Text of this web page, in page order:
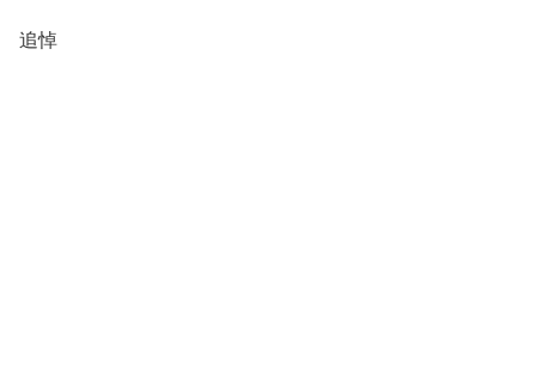
追悼